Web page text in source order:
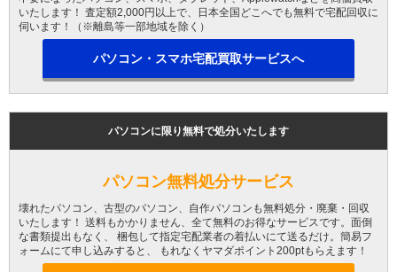
いたします！ 査定額2,000円以上で、日本全国どこへでも無料で宅配回収に
伺います！（※離島等一部地域を除く）
パソコン・スマホ宅配買取サービスへ
パソコンに限り無料で処分いたします
パソコン無料処分サービス
壊れたパソコン、古型のパソコン、自作パソコンも無料処分・廃棄・回収
いたします！ 送料もかかりません、全て無料のお得なサービスです。面倒
な書類提出もなく、 梱包して指定宅配業者の着払いにて送るだけ。簡易フ
ォームにて申し込みすると、 もれなくヤマダポイント200ptもらえます！